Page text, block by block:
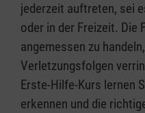
jederzeit auftreten, sei
oder in der Freizeit. Die
angemessen zu
Verletzungsfolgen
Erste-Hilfe-Kurs lernen
erkennen und die